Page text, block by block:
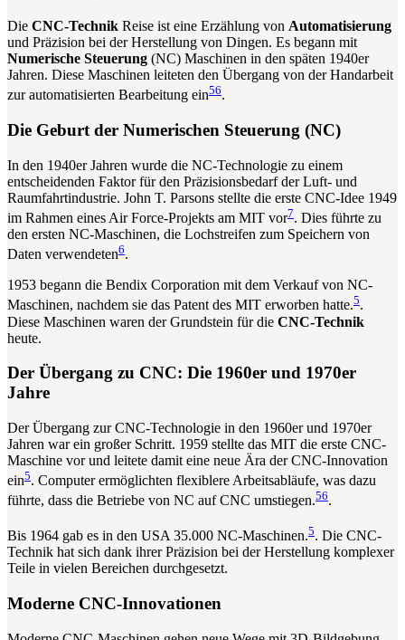
Die CNC-Technik Reise ist eine Erzählung von Automatisierung
und Präzision bei der Herstellung von Dingen. Es begann mit
Numerische Steuerung (NC) Maschinen in den späten 1940er
Jahren. Diese Maschinen leiteten den Übergang von der Handarbeit
zur automatisierten Bearbeitung ein56.
Die Geburt der Numerischen Steuerung (NC)
In den 1940er Jahren wurde die NC-Technologie zu einem
entscheidenden Faktor für den Präzisionsbedarf der Luft- und
Raumfahrtindustrie. John T. Parsons stellte die erste CNC-Idee 1949
im Rahmen eines Air Force-Projekts am MIT vor7. Dies führte zu
den ersten NC-Maschinen, die Lochstreifen zum Speichern von
Daten verwendeten6.
1953 begann die Bendix Corporation mit dem Verkauf von NC-
Maschinen, nachdem sie das Patent des MIT erworben hatte.5.
Diese Maschinen waren der Grundstein für die CNC-Technik
heute.
Der Übergang zu CNC: Die 1960er und 1970er
Jahre
Der Übergang zur CNC-Technologie in den 1960er und 1970er
Jahren war ein großer Schritt. 1959 stellte das MIT die erste CNC-
Maschine vor und leitete damit eine neue Ära der CNC-Innovation
ein5. Computer ermöglichten flexiblere Arbeitsabläufe, was dazu
führte, dass die Betriebe von NC auf CNC umstiegen.56.
Bis 1964 gab es in den USA 35.000 NC-Maschinen.5. Die CNC-
Technik hat sich dank ihrer Präzision bei der Herstellung komplexer
Teile in vielen Bereichen durchgesetzt.
Moderne CNC-Innovationen